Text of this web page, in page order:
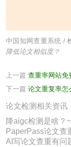
中国知网查重系统 /
降低论文相似度？
上一篇:查重率网站免
下一篇:论文重复率怎
论文检测相关资讯
降aigc检测是啥？
PaperPass论文查
AI写论文查重有问